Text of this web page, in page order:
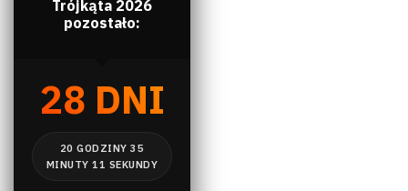
Trójkąta 2026
pozostało:
28 DNI